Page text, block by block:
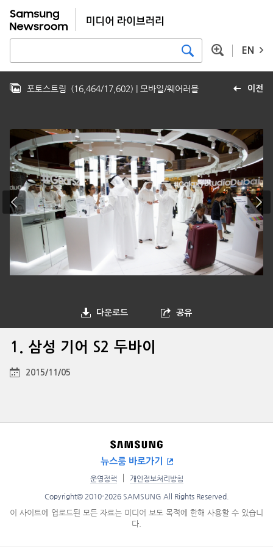
EN
이전
포토스트림 (16,464/17,602) | 모바일/웨어러블
다운로드 공유
1. 삼성 기어 S2 두바이
2015/11/05
뉴스룸 바로가기
운영정책 개인정보처리방침
Copyright© 2010-2026 SAMSUNG All Rights Reserved.
이 사이트에 업로드된 모든 자료는 미디어 보도 목적에 한해 사용할 수 있습니
다.